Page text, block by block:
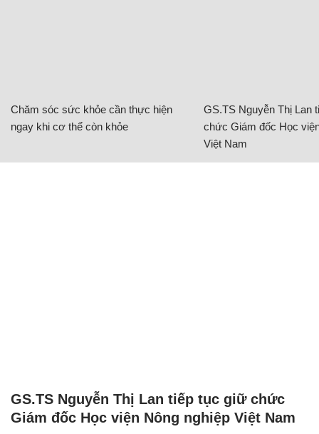
Chăm sóc sức khỏe cần thực hiện
ngay khi cơ thể còn khỏe
GS.TS Nguyễn Thị Lan
chức Giám đốc Học
Việt Nam
GS.TS Nguyễn Thị Lan tiếp tục giữ chức
Giám đốc Học viện Nông nghiệp Việt Nam